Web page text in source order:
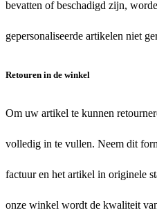
bevatten of beschadigd zijn,
gepersonaliseerde artikelen niet
Retouren in de winkel
Om uw artikel te kunnen
volledig in te vullen. Neem dit
factuur en het artikel in originele
onze winkel wordt de kwaliteit